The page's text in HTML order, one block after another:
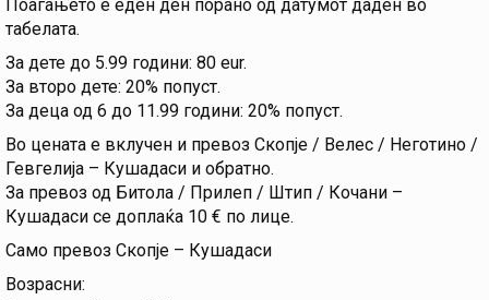
Поаѓањето е еден ден порано од датумот даден во
табелата.
За дете до 5.99 години: 80 eur.
За второ дете: 20% попуст.
За деца од 6 до 11.99 години: 20% попуст.
Во цената е вклучен и превоз Скопје / Велес / Неготино /
Гевгелија – Кушадаси и обратно.
За превоз од Битола / Прилеп / Штип / Кочани –
Кушадаси се доплаќа 10 € по лице.
Само превоз Скопје – Кушадаси
Возрасни: